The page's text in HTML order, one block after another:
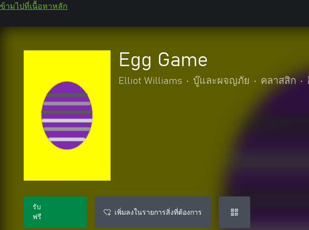
ข้ามไปที่เนื้อหาหลัก
Egg Game
Elliot Williams • บู๊และผจญภัย • คลาสสิก •
รับ
ฟรี
เพิ่มลงในรายการสิ่งที่ต้องการ